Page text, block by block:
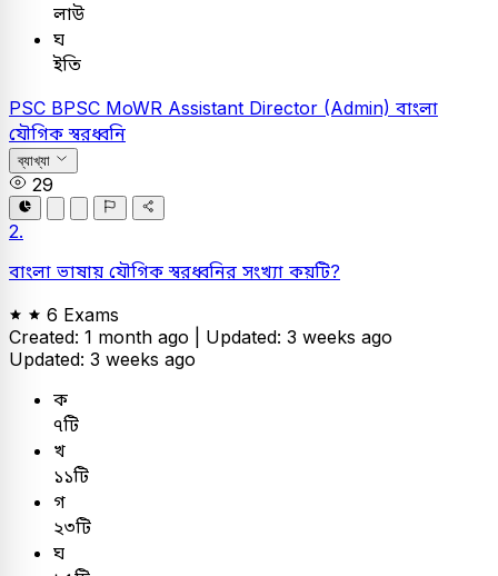
লাউ
ঘ
ইতি
PSC BPSC MoWR Assistant Director (Admin) বাংলা
যৌগিক স্বরধ্বনি
ব্যাখ্যা
29
2.
বাংলা ভাষায় যৌগিক স্বরধ্বনির সংখ্যা কয়টি?
6 Exams
Created: 1 month ago | Updated: 3 weeks ago
Updated: 3 weeks ago
ক
৭টি
খ
১১টি
গ
২৩টি
ঘ